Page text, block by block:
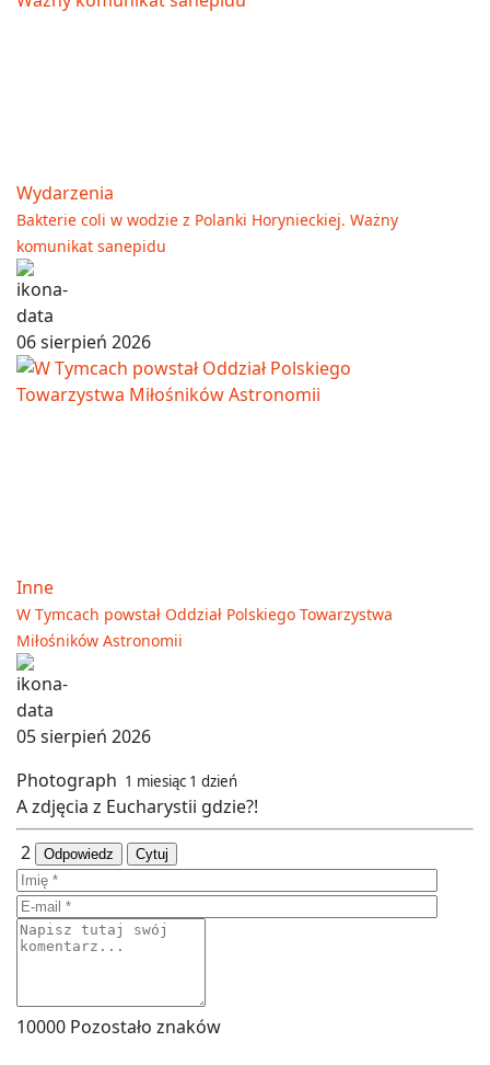
Wydarzenia
Bakterie coli w wodzie z Polanki Horynieckiej. Ważny
komunikat sanepidu
06 sierpień 2026
Inne
W Tymcach powstał Oddział Polskiego Towarzystwa
Miłośników Astronomii
05 sierpień 2026
Photograph 1 miesiąc 1 dzień
A zdjęcia z Eucharystii gdzie?!
2
Odpowiedz Cytuj
10000 Pozostało znaków